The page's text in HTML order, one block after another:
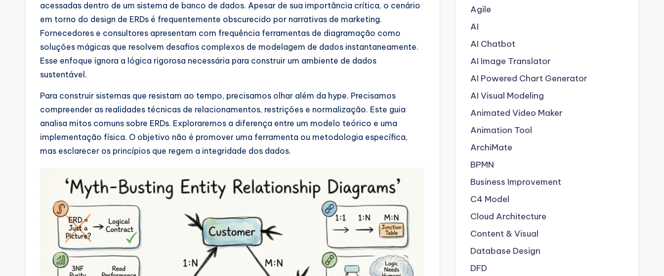
A
si
acessadas dentro de um sistema de banco de dados. Apesar de sua importância crítica, o cenário
em torno do design de ERDs é frequentemente obscurecido por narrativas de marketing.
Fornecedores e consultores apresentam com frequência ferramentas de diagramação como
soluções mágicas que resolvem desafios complexos de modelagem de dados instantaneamente.
Esse enfoque ignora a lógica rigorosa necessária para construir um ambiente de dados
sustentável.
Para construir sistemas que resistam ao tempo, precisamos olhar além da hype. Precisamos
compreender as realidades técnicas de relacionamentos, restrições e normalização. Este guia
analisa mitos comuns sobre ERDs. Exploraremos a diferença entre um modelo teórico e uma
implementação física. O objetivo não é promover uma ferramenta ou metodologia específica,
mas esclarecer os princípios que regem a integridade dos dados.
Agile
AI
AI Chatbot
AI Image Translator
AI Powered Chart Generator
AI Visual Modeling
Animated Video Maker
Animation Tool
ArchiMate
BPMN
Business Improvement
C4 Model
Cloud Architecture
Content & Visual
Database Design
DFD